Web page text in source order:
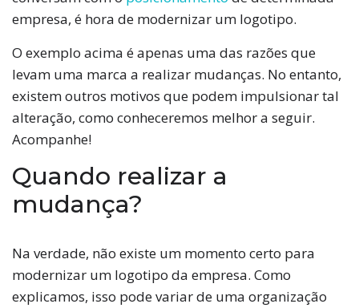
empresa, é hora de modernizar um logotipo.
O exemplo acima é apenas uma das razões que
levam uma marca a realizar mudanças. No entanto,
existem outros motivos que podem impulsionar tal
alteração, como conheceremos melhor a seguir.
Acompanhe!
Quando realizar a
mudança?
Na verdade, não existe um momento certo para
modernizar um logotipo da empresa. Como
explicamos, isso pode variar de uma organização